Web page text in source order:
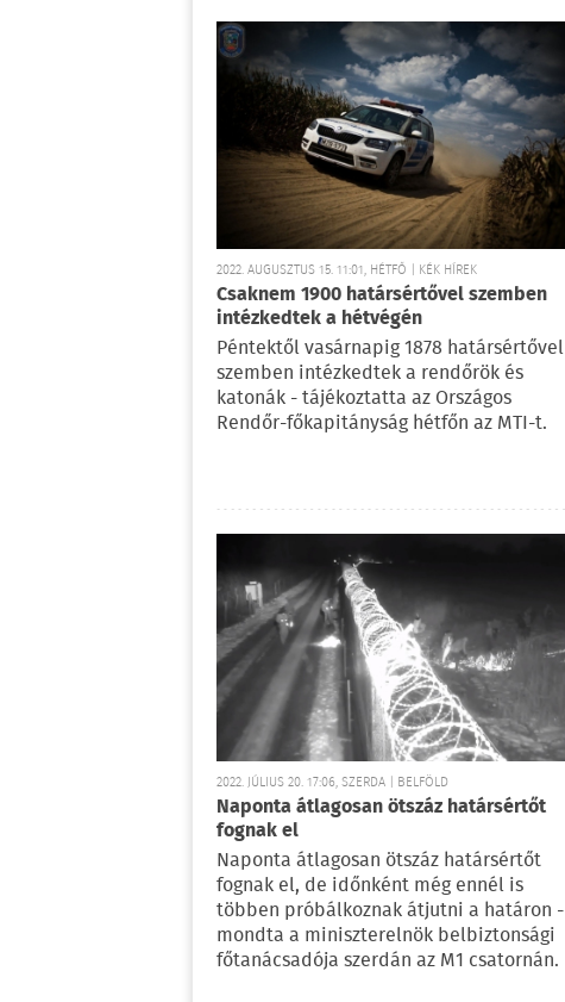
2022. AUGUSZTUS 15. 11:01, HÉTFŐ | KÉK HÍREK
Csaknem 1900 határsértővel szemben
intézkedtek a hétvégén
Péntektől vasárnapig 1878 határsértővel
szemben intézkedtek a rendőrök és
katonák - tájékoztatta az Országos
Rendőr-főkapitányság hétfőn az MTI-t.
2022. JÚLIUS 20. 17:06, SZERDA | BELFÖLD
Naponta átlagosan ötszáz határsértőt
fognak el
Naponta átlagosan ötszáz határsértőt
fognak el, de időnként még ennél is
többen próbálkoznak átjutni a határon -
mondta a miniszterelnök belbiztonsági
főtanácsadója szerdán az M1 csatornán.